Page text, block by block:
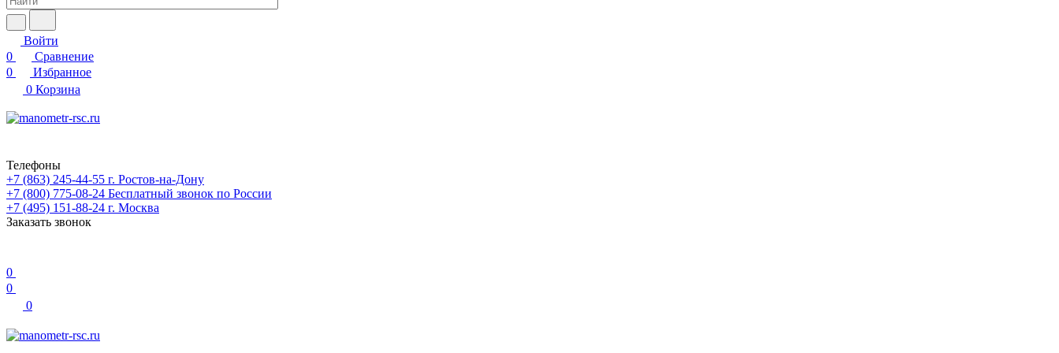
Войти
0
Сравнение
0
Избранное
0 Корзина
Телефоны
+7 (863) 245-44-55 г. Ростов-на-Дону
+7 (800) 775-08-24 Бесплатный звонок по России
+7 (495) 151-88-24 г. Москва
Заказать звонок
0
0
0